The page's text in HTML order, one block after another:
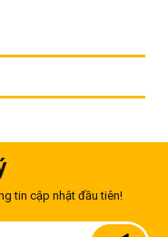
tin cập nhật đầu tiên!